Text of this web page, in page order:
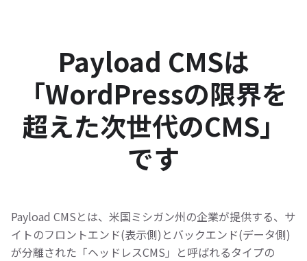
Payload CMSは
「WordPressの限界を
超えた次世代のCMS」
です
Payload CMSとは、米国ミシガン州の企業が提供する、サ
イトのフロントエンド(表示側)とバックエンド(データ側)
が分離された「ヘッドレスCMS」と呼ばれるタイプの